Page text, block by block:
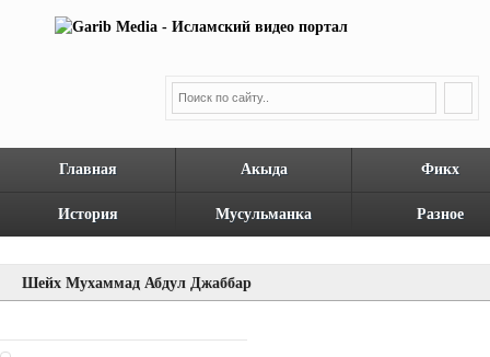
Главная Акыда Фикх
История Мусульманка Разное
Шейх Мухаммад Абдул Джаббар